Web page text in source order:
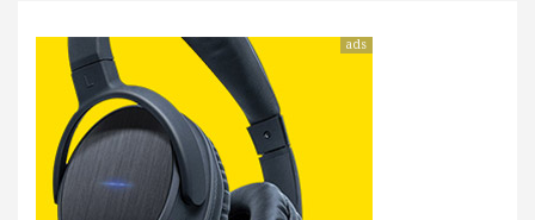
ads